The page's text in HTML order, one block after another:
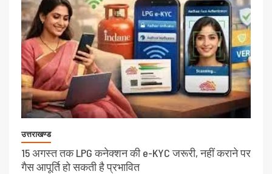
उत्तराखण्ड
15 अगस्त तक LPG कनेक्शन की e-KYC जरूरी, नहीं कराने पर
गैस आपूर्ति हो सकती है प्रभावित